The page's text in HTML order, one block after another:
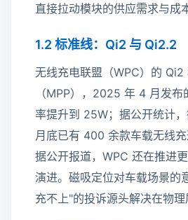
直接拉动模块的供应需求与成
1.2 标准线：Qi2 与 Qi2.2
无线充电联盟（WPC）的 Qi2
（MPP），2025 年 4 月发
率提升到 25W；据公开统计
月底已有 400 余款车载无线
据公开报道，WPC 还在推进
演进。磁吸定位对车载场景的
充不上"的投诉源头解决在物理